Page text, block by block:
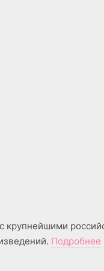
Подробнее